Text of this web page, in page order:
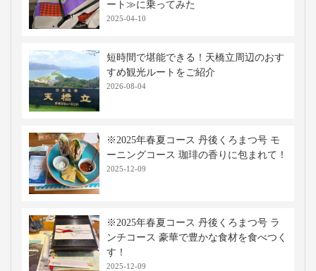
ート≫に乗ってみた
2025-04-10
短時間で堪能できる！天橋立周辺のおす
すめ観光ルートをご紹介
2026-08-04
※2025年春夏コース 丹後くろまつ号 モ
ーニングコース 珈琲の香りに包まれて！
2025-12-09
※2025年春夏コース 丹後くろまつ号 ラ
ンチコース 豪華で豊かな食材を食べつく
す！
2025-12-09